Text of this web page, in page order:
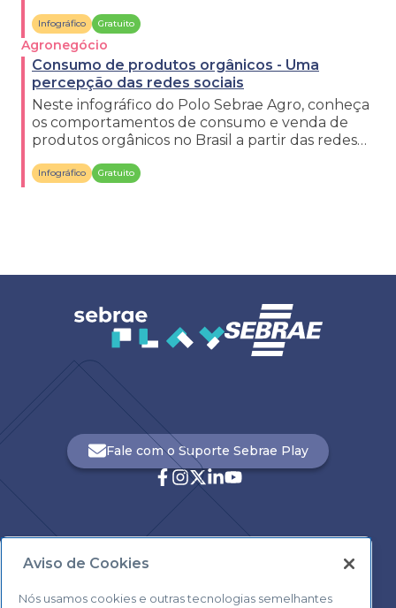
Infográfico Gratuito
Agronegócio
Consumo de produtos orgânicos - Uma
percepção das redes sociais
Neste infográfico do Polo Sebrae Agro, conheça
os comportamentos de consumo e venda de
produtos orgânicos no Brasil a partir das redes
Infográfico Gratuito
0800 570 0800
Fale com o Suporte Sebrae Play
Aviso de Cookies
Nós usamos cookies e outras tecnologias semelhantes